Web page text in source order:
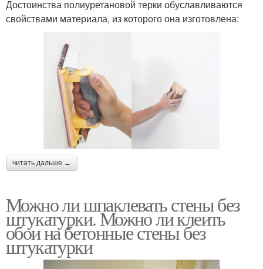
Достоинства полиуретановой терки обуславливаются
свойствами материала, из которого она изготовлена:
читать дальше →
Можно ли шпаклевать стены без
штукатурки. Можно ли клеить
обои на бетонные стены без
штукатурки